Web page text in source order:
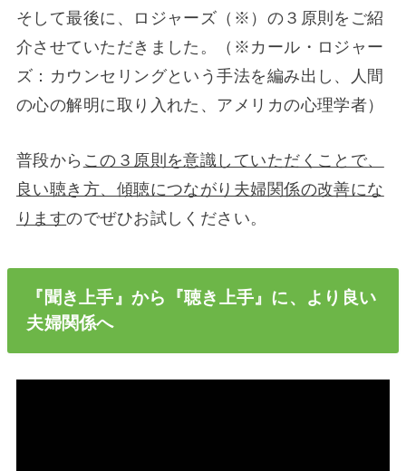
そして最後に、ロジャーズ（※）の３原則をご紹
介させていただきました。（※カール・ロジャー
ズ：カウンセリングという手法を編み出し、人間
の心の解明に取り入れた、アメリカの心理学者）
普段から この３原則を意識していただくことで、
良い聴き方、傾聴につながり夫婦関係の改善にな
りますのでぜひお試しください。
『聞き上手』から『聴き上手』に、より良い
夫婦関係へ